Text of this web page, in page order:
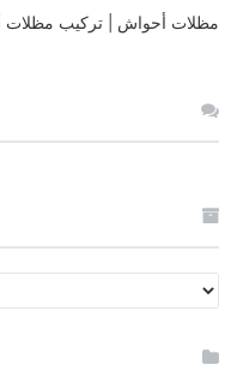
مظلات أحواش | تركيب مظلات